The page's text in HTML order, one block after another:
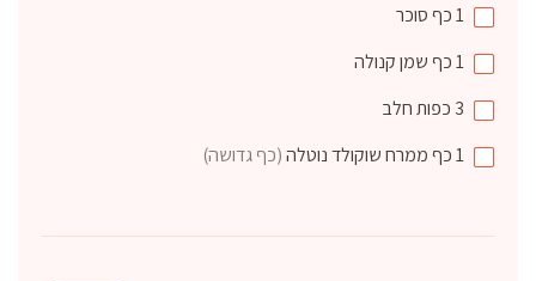
1כףסוכר
1כףשמן קנולה
3 כפותחלב
1כףממרח שוקולד נוטלה(כף גדושה)